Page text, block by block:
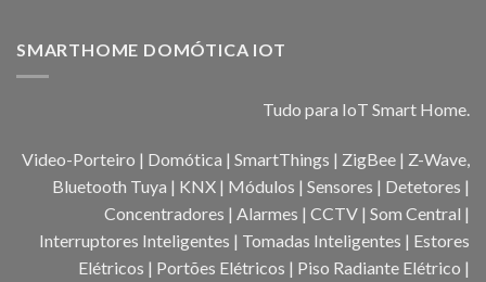
SMARTHOME DOMÓTICA IOT
Tudo para IoT Smart Home.
Video-Porteiro | Domótica | SmartThings | ZigBee | Z-Wave,
Bluetooth Tuya | KNX | Módulos | Sensores | Detetores |
Concentradores | Alarmes | CCTV | Som Central |
Interruptores Inteligentes | Tomadas Inteligentes | Estores
Elétricos | Portões Elétricos | Piso Radiante Elétrico |